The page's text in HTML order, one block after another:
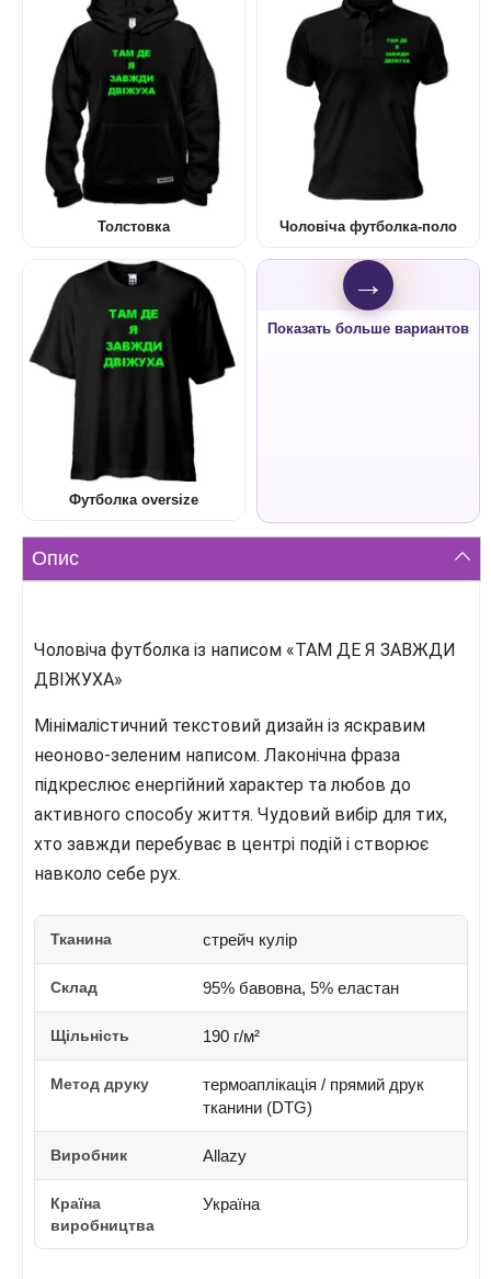
Толстовка Чоловіча футболка-поло
Футболка oversize
→
Показать больше вариантов
Опис
Чоловіча футболка із написом «ТАМ ДЕ Я ЗАВЖДИ
ДВІЖУХА»
Мінімалістичний текстовий дизайн із яскравим
неоново-зеленим написом. Лаконічна фраза
підкреслює енергійний характер та любов до
активного способу життя. Чудовий вибір для тих,
хто завжди перебуває в центрі подій і створює
навколо себе рух.
Тканина стрейч кулір
Склад 95% бавовна, 5% еластан
Щільність 190 г/м²
Метод друку
термоаплікація / прямий друк
тканини (DTG)
Виробник Allazy
Країна
виробництва
Україна